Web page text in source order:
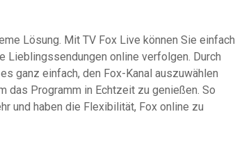
Lösung. Mit TV Fox Live können Sie einfach
Lieblingssendungen online verfolgen. Durch
ganz einfach, den Fox-Kanal auszuwählen
das Programm in Echtzeit zu genießen. So
und haben die Flexibilität, Fox online zu